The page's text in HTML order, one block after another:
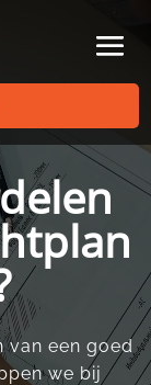
van een goed
we bij